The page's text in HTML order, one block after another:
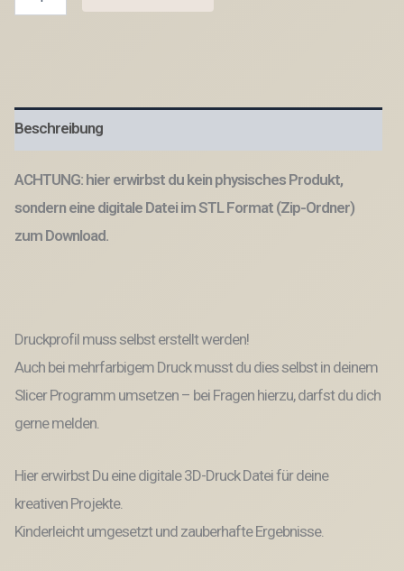
Herbstdeko
Floral
Geschenkidee
Menge
Beschreibung
ACHTUNG: hier erwirbst du kein physisches Produkt,
sondern eine digitale Datei im STL Format (Zip-Ordner)
zum Download.
Druckprofil muss selbst erstellt werden!
Auch bei mehrfarbigem Druck musst du dies selbst in deinem
Slicer Programm umsetzen – bei Fragen hierzu, darfst du dich
gerne melden.
Hier erwirbst Du eine digitale 3D-Druck Datei für deine
kreativen Projekte.
Kinderleicht umgesetzt und zauberhafte Ergebnisse.